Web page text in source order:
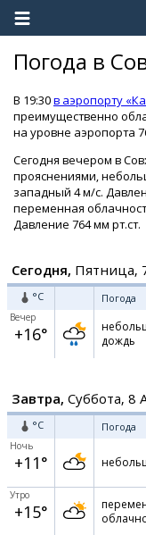
Погода в
В 19:30в аэропорту
преимущественно
на уровне аэропорта
Сегодня вечером в
прояснениями,
западный 4 м/с.
переменная
Давление 764 мм рт.ст.
Сегодня, Пятница,
°C Погода
Вечер
+16°
дождь
Завтра, Суббота, 8
°C Погода
Ночь
+11°
Утро
+15°